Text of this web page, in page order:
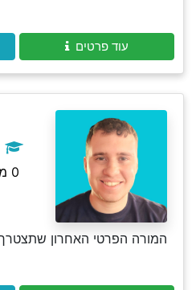
עוד פרטים
0 משובים
המורה הפרטי האחרון